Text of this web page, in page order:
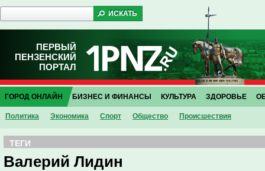
ПЕРВЫЙ
ПЕНЗЕНСКИЙ
ПОРТАЛ
ГОРОД ОНЛАЙН
Политика Экономика Спорт Общество Проиcшествия
БИЗНЕС И ФИНАНСЫ КУЛЬТУРА ЗДОРОВЬЕ
ТЕГИ
Валерий Лидин